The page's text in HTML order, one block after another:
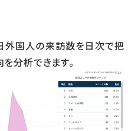
外国人の来訪数を日次で把
分析できます。